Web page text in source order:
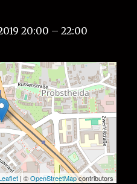
20:00 –22:00
| ©OpenStreetMapcontributors